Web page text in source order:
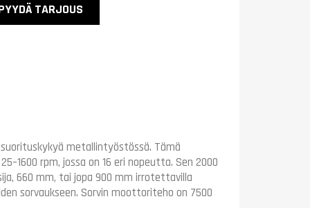
TARJOUS
metallintyöstössä. Tämä
rpm, jossa on 16 eri nopeutta. Sen 2000
660 mm, tai jopa 900 mm irrotettavilla
sorvaukseen. Sorvin moottoriteho on 7500